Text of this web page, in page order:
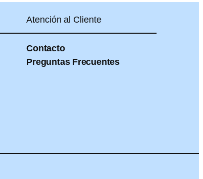
Atención al Cliente
Contacto
Preguntas Frecuentes